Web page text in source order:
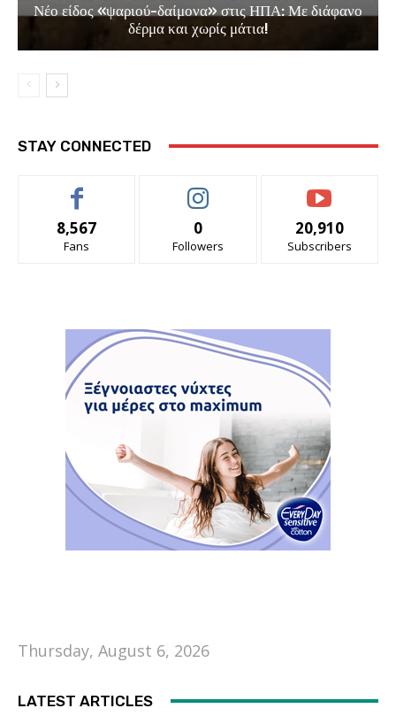
Νέο είδος «ψαριού-δαίμονα» στις ΗΠΑ: Με διάφανο
δέρμα και χωρίς μάτια!
STAY CONNECTED
8,567
Fans
0
Followers
20,910
Subscribers
Thursday, August 6, 2026
LATEST ARTICLES